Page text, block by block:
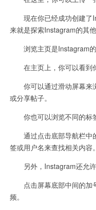
现在你已经成功创建了
来就是探索Instagram的其他
浏览主页是Instagram的
在主页上，你可以看到你
你可以通过滑动屏幕来
或分享帖子。
你也可以浏览不同的标
通过点击底部导航栏中
签或用户名来查找相关内容。
另外，Instagram还允许
点击屏幕底部中间的加
频。